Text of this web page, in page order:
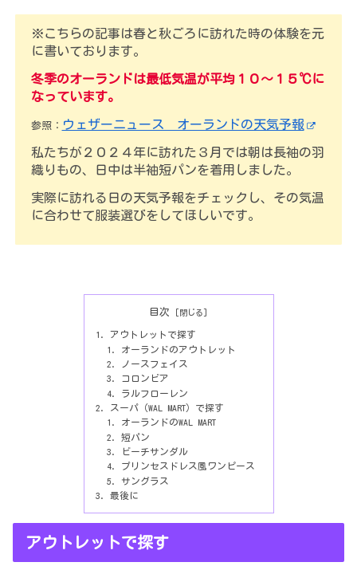
※こちらの記事は春と秋ごろに訪れた時の体験を元
に書いております。
冬季のオーランドは最低気温が平均１０～１５℃に
なっています。
参照： ウェザーニュース オーランドの天気予報
私たちが２０２４年に訪れた３月では朝は長袖の羽
織りもの、日中は半袖短パンを着用しました。
実際に訪れる日の天気予報をチェックし、その気温
に合わせて服装選びをしてほしいです。
目次
アウトレットで探す
オーランドのアウトレット
ノースフェイス
コロンビア
ラルフローレン
スーパ（WAL MART）で探す
オーランドのWAL MART
短パン
ビーチサンダル
プリンセスドレス風ワンピース
サングラス
最後に
アウトレットで探す